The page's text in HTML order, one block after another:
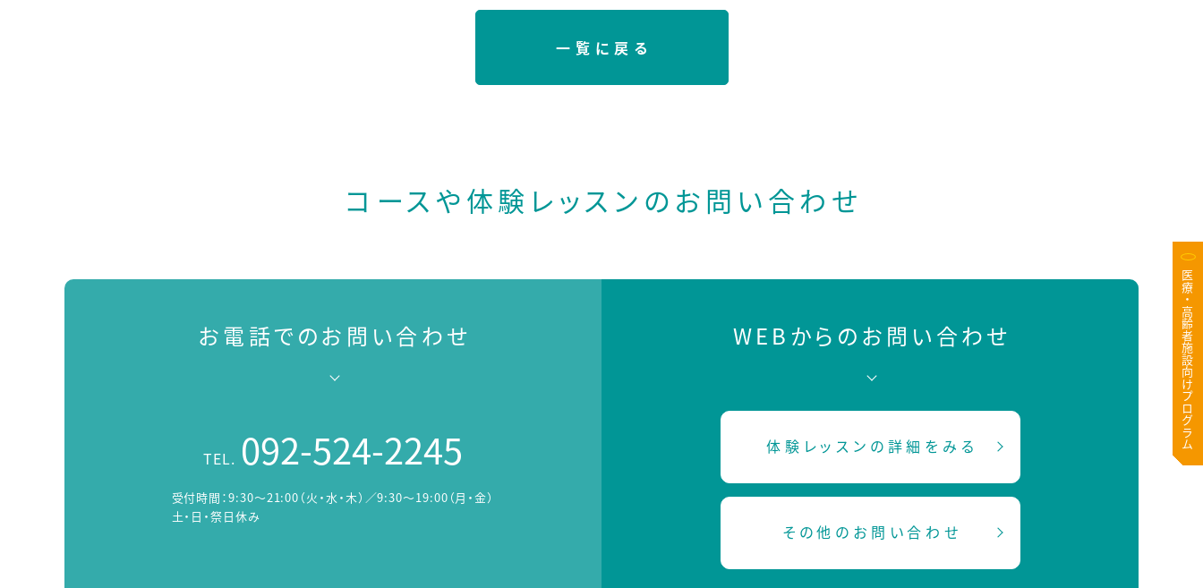
医療・高齢者施設向けプログラム
一覧に戻る
コースや体験レッスンの お問い合わせ
お電話でのお問い合わせ
TEL. 092-524-2245
受付時間：9:30～21:00（火・水・木）／9:30～19:00（月・金）
土・日・祭日休み
WEBからのお問い合わせ
体験レッスンの詳細をみる
その他のお問い合わせ